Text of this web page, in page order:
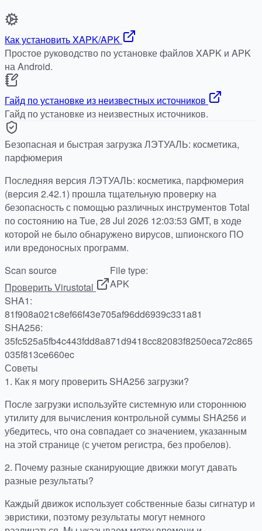
Как установить XAPK/APK
Простое руководство по установке файлов XAPK и APK
на Android.
Гайд по установке из неизвестных источников
Гайд по установке из неизвестных источников.
Безопасная и быстрая загрузка ЛЭТУАЛЬ: косметика,
парфюмерия
Последняя версия ЛЭТУАЛЬ: косметика, парфюмерия
(версия 2.42.1) прошла тщательную проверку на
безопасность с помощью различных инструментов Total
по состоянию на Tue, 28 Jul 2026 12:03:53 GMT, в ходе
которой не было обнаружено вирусов, шпионского ПО
или вредоносных программ.
Scan source
Проверить Virustotal
File type:
APK
SHA1:
81f908a021c8ef66f43e705af96dd6939c331a81
SHA256:
35fc525a5fb4c443fdd8a871d9418cc82083f8250eca72c865
035f813ce660ec
Советы
1. Как я могу проверить SHA256 загрузки?
После загрузки используйте системную или стороннюю
утилиту для вычисления контрольной суммы SHA256 и
убедитесь, что она совпадает со значением, указанным
на этой странице (с учетом регистра, без пробелов).
2. Почему разные сканирующие движки могут давать
разные результаты?
Каждый движок использует собственные базы сигнатур и
эвристики, поэтому результаты могут немного